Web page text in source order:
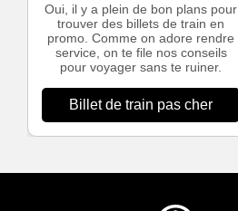
Oui, il y a plein de bon plans pour
trouver des billets de train en
promo. Comme on adore rendre
service, on te file nos conseils
pour voyager sans te ruiner.
Billet de train pas cher